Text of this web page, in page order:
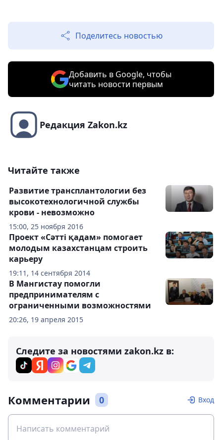
Поделитесь новостью
Добавить в Google, чтобы
читать новости первым
Редакция Zakon.kz
Читайте также
15:00, 25 ноября 2016
Развитие трансплантологии без
высокотехнологичной службы
крови - невозможно
19:11, 14 сентября 2014
Проект «Сәтті қадам» помогает
молодым казахстанцам строить
карьеру
20:26, 19 апреля 2015
В Мангистау помогли
предпринимателям с
ограниченными возможностями
Следите за новостями zakon.kz в:
Комментарии 0 Вход